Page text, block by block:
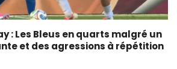
: Les Bleus en quarts malgré un
et des agressions à répétition